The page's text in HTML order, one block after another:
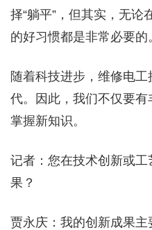
择“躺平”，但其实，无论
的好习惯都是非常必要的
随着科技进步，维修电
代。因此，我们不仅要
掌握新知识。
记者：您在技术创新或
果？
贾永庆：我的创新成果